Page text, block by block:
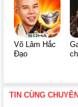
Võ Lâm Hắc
Đạo
TIN CÙNG